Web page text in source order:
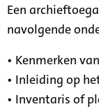
Een
navolgende
• Kenmerken
• Inleiding op
• Inventaris of